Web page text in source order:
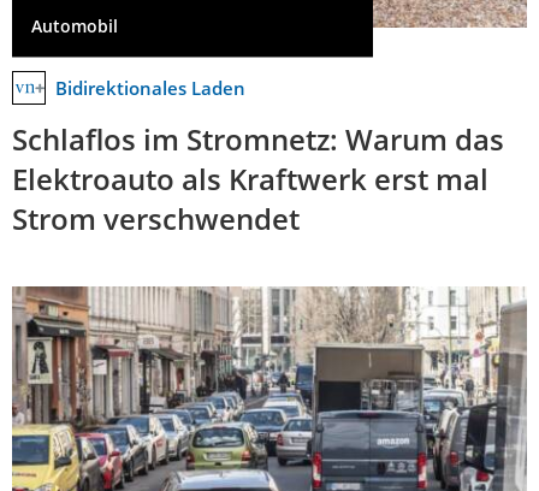
Automobil
Bidirektionales Laden
Schlaflos im Stromnetz: Warum das
Elektroauto als Kraftwerk erst mal
Strom verschwendet